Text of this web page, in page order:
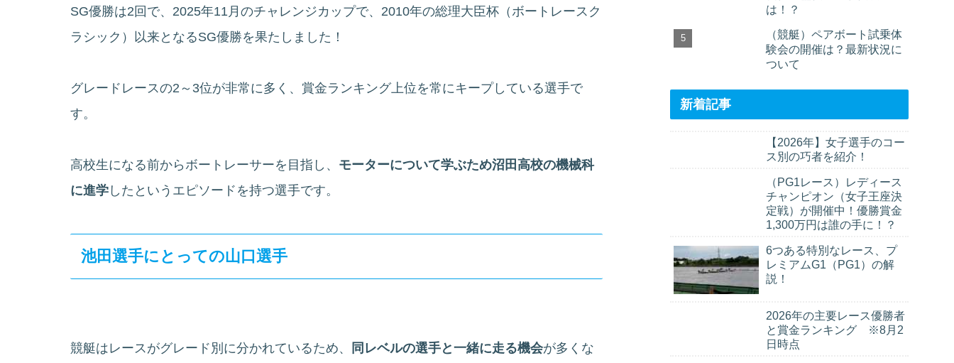
SG優勝は2回で、2025年11月のチャレンジカップで、2010年の総理大臣杯（ボートレースク
ラシック）以来となるSG優勝を果たしました！
グレードレースの2～3位が非常に多く、賞金ランキング上位を常にキープしている選手で
す。
高校生になる前からボートレーサーを目指し、 モーターについて学ぶため沼田高校の機械科
に進学 したというエピソードを持つ選手です。
池田選手にとっての山口選手
競艇はレースがグレード別に分かれているため、 同レベルの選手と一緒に走る機会が多くな
は！？
（競艇）ペアボート試乗体
験会の開催は？最新状況に
ついて
新着記事
【2026年】女子選手のコー
ス別の巧者を紹介！
（PG1レース）レディース
チャンピオン（女子王座決
定戦）が開催中！優勝賞金
1,300万円は誰の手に！？
6つある特別なレース、プ
レミアムG1（PG1）の解
説！
2026年の主要レース優勝者
と賞金ランキング ※8月2
日時点